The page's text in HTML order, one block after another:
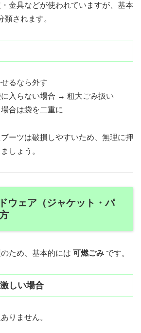
金具などが使われていますが、基本
類されます。
るなら外す
に入らない場合 → 粗大ごみ扱い
合は袋を二重に
ーツは破損しやすいため、無理に押
しょう。
ウェア（ジャケット・パ
ため、基本的には 可燃ごみ です。
しい場合
りません。